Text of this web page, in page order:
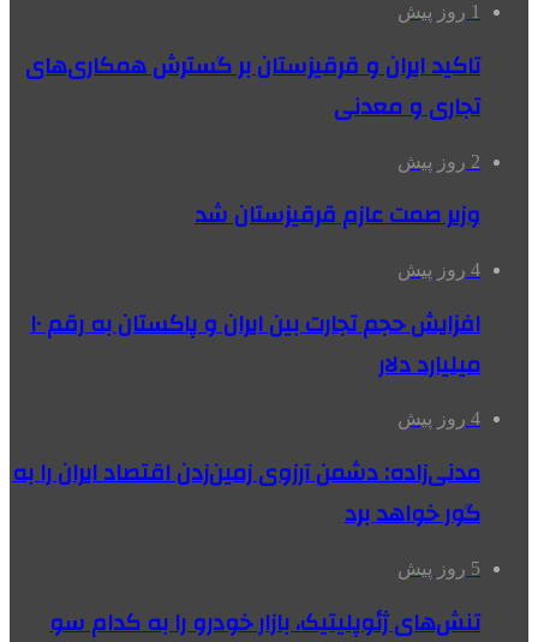
1 روز پیش
تاکید ایران و قرقیزستان بر گسترش همکاری‌های
تجاری و معدنی
2 روز پیش
وزیر صمت عازم قرقیزستان شد
4 روز پیش
افزایش حجم تجارت بین ایران و پاکستان به رقم ۱۰
میلیارد دلار
4 روز پیش
مدنی‌زاده: دشمن آرزوی زمین‌زدن اقتصاد ایران را به
گور خواهد برد
5 روز پیش
تنش‌های ژئوپلیتیک، بازار خودرو را به کدام سو